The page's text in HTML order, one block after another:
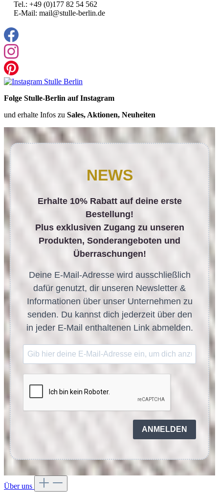
Tel.: +49 (0)177 82 54 562
E-Mail: mail@stulle-berlin.de
Folge Stulle-Berlin auf Instagram
und erhalte Infos zu Sales, Aktionen, Neuheiten
NEWS
Erhalte 10% Rabatt auf deine erste
Bestellung!
Plus exklusiven Zugang zu unseren
Produkten, Sonderangeboten und
Überraschungen!
Deine E-Mail-Adresse wird ausschließlich
dafür genutzt, dir unseren Newsletter &
Informationen über unser Unternehmen zu
senden. Du kannst dich jederzeit über den
in jeder E-Mail enthaltenen Link abmelden.
ANMELDEN
Über uns